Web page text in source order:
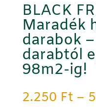
BLACK
Maradék
darabok
darabtól
98m2-ig!
2.250 Ft –